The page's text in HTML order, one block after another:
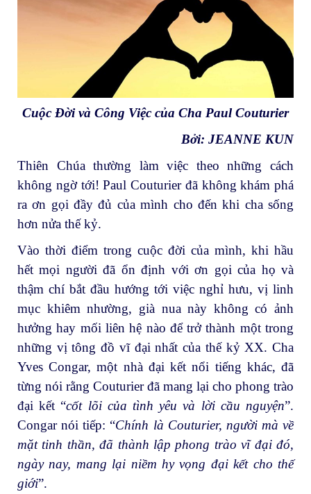
Cuộc Đời và Công Việc của Cha Paul Couturier
Bởi: JEANNE KUN
Thiên Chúa thường làm việc theo những cách
không ngờ tới! Paul Couturier đã không khám phá
ra ơn gọi đầy đủ của mình cho đến khi cha sống
hơn nửa thế kỷ.
Vào thời điểm trong cuộc đời của mình, khi hầu
hết mọi người đã ổn định với ơn gọi của họ và
thậm chí bắt đầu hướng tới việc nghỉ hưu, vị linh
mục khiêm nhường, già nua này không có ảnh
hưởng hay mối liên hệ nào để trở thành một trong
những vị tông đồ vĩ đại nhất của thế kỷ XX. Cha
Yves Congar, một nhà đại kết nổi tiếng khác, đã
từng nói rằng Couturier đã mang lại cho phong trào
đại kết “cốt lõi của tình yêu và lời cầu nguyện”.
Congar nói tiếp: “Chính là Couturier, người mà về
mặt tinh thần, đã thành lập phong trào vĩ đại đó,
ngày nay, mang lại niềm hy vọng đại kết cho thế
giới”.